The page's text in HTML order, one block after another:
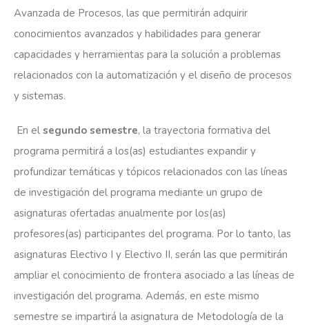
Avanzada de Procesos, las que permitirán adquirir
conocimientos avanzados y habilidades para generar
capacidades y herramientas para la solución a problemas
relacionados con la automatización y el diseño de procesos
y sistemas.
En el segundo semestre, la trayectoria formativa del
programa permitirá a los(as) estudiantes expandir y
profundizar temáticas y tópicos relacionados con las líneas
de investigación del programa mediante un grupo de
asignaturas ofertadas anualmente por los(as)
profesores(as) participantes del programa. Por lo tanto, las
asignaturas Electivo I y Electivo II, serán las que permitirán
ampliar el conocimiento de frontera asociado a las líneas de
investigación del programa. Además, en este mismo
semestre se impartirá la asignatura de Metodología de la